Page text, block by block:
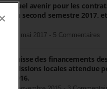
Quel avenir pour les
au second semestre 2017,
22 mai 2017 - 5 Commentaires
Baisse des financements des
missions locales attendue
2016.